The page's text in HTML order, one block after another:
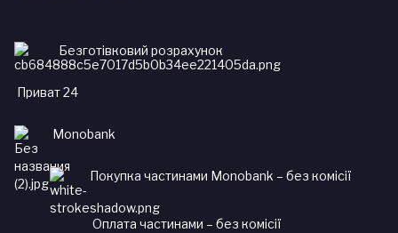
Безготівковий розрахунок
Приват 24
Monobank
Покупка частинами Monobank – без комісії
Оплата частинами – без комісії